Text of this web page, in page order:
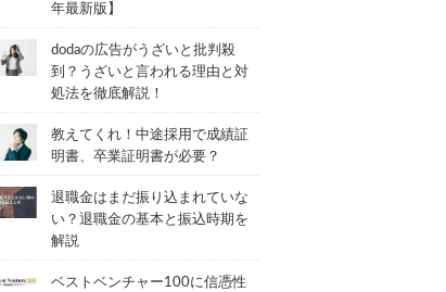
年最新版】
dodaの広告がうざいと批判殺
到？うざいと言われる理由と対
処法を徹底解説！
教えてくれ！中途採用で成績証
明書、卒業証明書が必要？
退職金はまだ振り込まれていな
い？退職金の基本と振込時期を
解説
ベストベンチャー100に信憑性